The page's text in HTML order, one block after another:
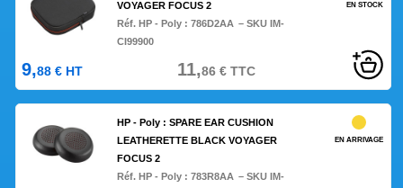
VOYAGER FOCUS 2
Réf. HP - Poly :786D2AA – SKU IM-
CI99900
EN STOCK
9,88 € HT 11,86€TTC
HP - Poly : SPARE EAR CUSHION
LEATHERETTE BLACK VOYAGER
FOCUS 2
Réf. HP - Poly :783R8AA – SKU IM-
EN ARRIVAGE